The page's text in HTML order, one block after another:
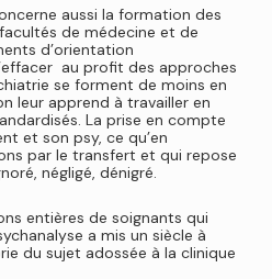
aussi la formation des
de médecine et de
d’orientation
au profit des approches
se forment de moins en
leur apprend à travailler en
La prise en compte
et son psy, ce qu’en
par le transfert et qui repose
négligé, dénigré.
entières de soignants qui
a mis un siècle à
du sujet adossée à la clinique